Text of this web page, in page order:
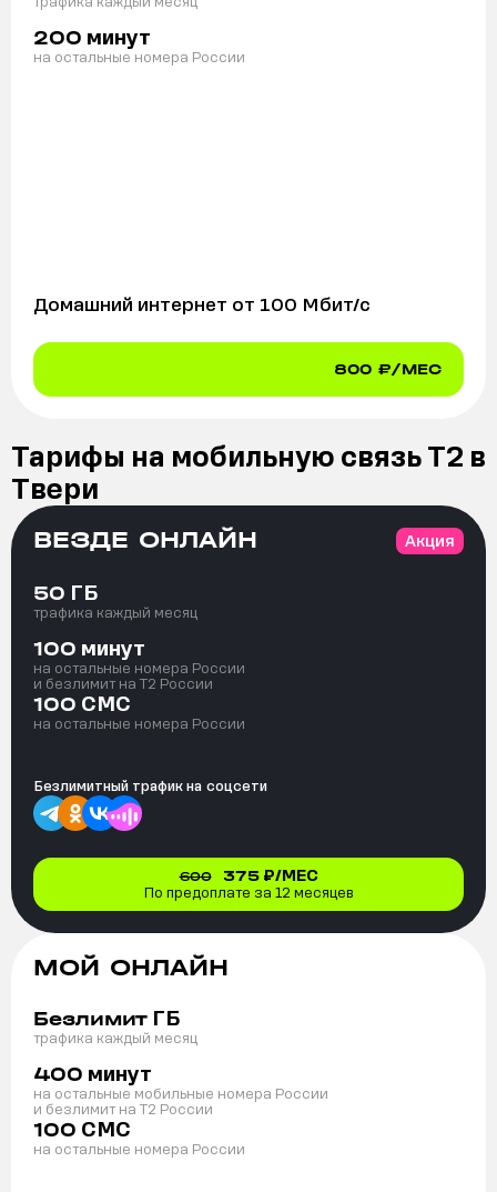
200 минут
на остальные номера России
Домашний интернет от 100 Мбит/с
800 ₽/МЕС
Тарифы на мобильную связь Т2 в
Твери
ВЕЗДЕ ОНЛАЙН Акция
50 ГБ
трафика каждый месяц
100 минут
на остальные номера России
и безлимит на T2 России
100 СМС
на остальные номера России
Безлимитный трафик на соцсети
600 375₽/МЕС
По предоплате за 12 месяцев
МОЙ ОНЛАЙН
Безлимит ГБ
трафика каждый месяц
400 минут
на остальные мобильные номера России
и безлимит на T2 России
100 СМС
на остальные номера России